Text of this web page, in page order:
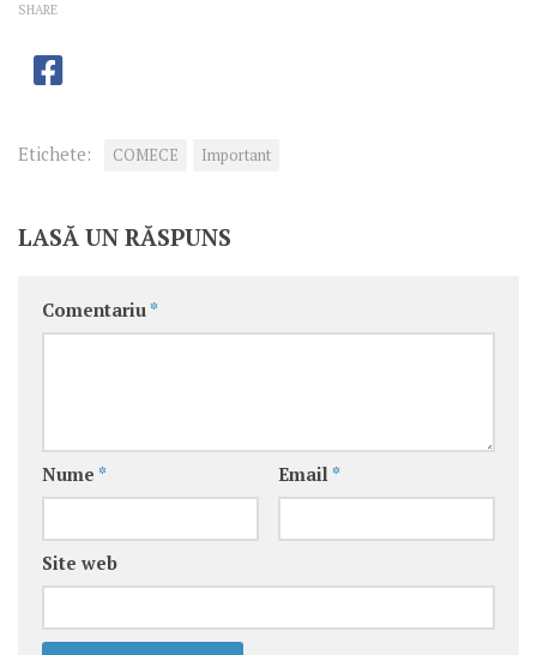
SHARE
Etichete: COMECE Important
LASĂ UN RĂSPUNS
Comentariu *
Nume * Email *
Site web